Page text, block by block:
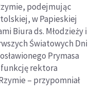
podejmując
w Papieskiej
Biura ds. Młodzieży i
Światowych Dni
Prymasa
funkcję rektora
– przypomniał